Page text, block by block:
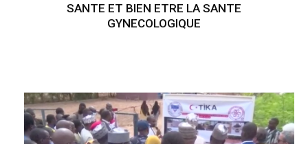
SANTE ET BIEN ETRE LA SANTE
GYNECOLOGIQUE